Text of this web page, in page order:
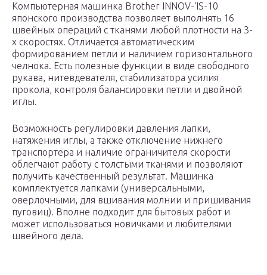
Компьютерная машинка Brother INNOV-‘IS-10
японского производства позволяет выполнять 16
швейных операций с тканями любой плотности на 3-
х скоростях. Отличается автоматическим
формированием петли и наличием горизонтального
челнока. Есть полезные функции в виде свободного
рукава, нитевдевателя, стабилизатора усилия
прокола, контроля балансировки петли и двойной
иглы.
Возможность регулировки давления лапки,
натяжения иглы, а также отключение нижнего
транспортера и наличие ограничителя скорости
облегчают работу с толстыми тканями и позволяют
получить качественный результат. Машинка
комплектуется лапками (универсальными,
оверлочными, для вшивания молнии и пришивания
пуговиц). Вполне подходит для бытовых работ и
может использоваться новичками и любителями
швейного дела.